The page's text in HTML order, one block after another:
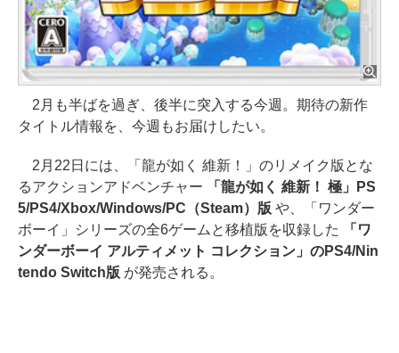
2月も半ばを過ぎ、後半に突入する今週。期待の新作
タイトル情報を、今週もお届けしたい。
2月22日には、「龍が如く 維新！」のリメイク版とな
るアクションアドベンチャー
「龍が如く 維新！ 極」PS
5/PS4/Xbox/Windows/PC（Steam）版 や、「ワンダー
ボーイ」シリーズの全6ゲームと移植版を収録した
「ワ
ンダーボーイ アルティメット コレクション」のPS4/Nin
tendo Switch版 が発売される。